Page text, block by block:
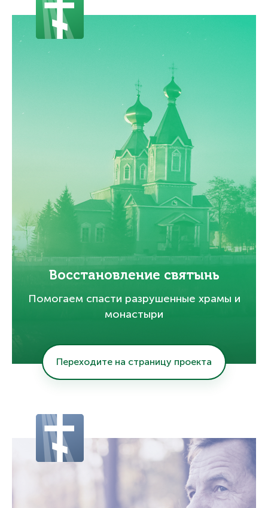
Восстановление святынь
Помогаем спасти разрушенные храмы и
монастыри
Переходите на страницу проекта